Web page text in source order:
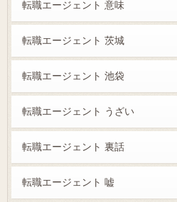
転職エージェント 意味
転職エージェント 茨城
転職エージェント 池袋
転職エージェント うざい
転職エージェント 裏話
転職エージェント 嘘